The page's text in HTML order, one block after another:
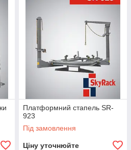
Платформний стапель SR-
923
Під замовлення
Ціну уточнюйте